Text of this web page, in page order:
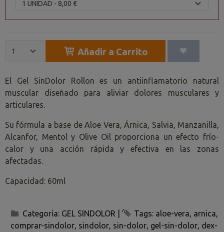
Añadir a Carrito
El Gel SinDolor Rollon es un antiinflamatorio natural
muscular diseñado para aliviar dolores musculares y
articulares.
Su fórmula a base de Aloe Vera, Árnica, Salvia, Manzanilla,
Alcanfor, Mentol y Olive Oil proporciona un efecto frío-
calor y una acción rápida y efectiva en las zonas
afectadas.
Capacidad: 60ml
Categoría: GEL SINDOLOR Tags: aloe-vera arnica
comprar-sindolor sindolor sin-dolor gel-sin-dolor dex-